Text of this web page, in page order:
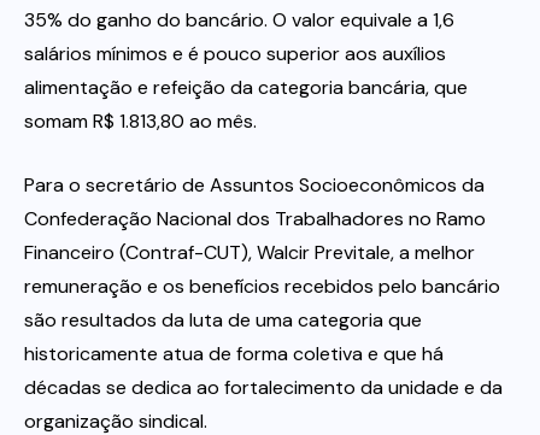
Financeiras e Cooperativas
35% do ganho do bancário. O valor equivale a 1,6
salários mínimos e é pouco superior aos auxílios
alimentação e refeição da categoria bancária, que
somam R$ 1.813,80 ao mês.
Para o secretário de Assuntos Socioeconômicos da
Confederação Nacional dos Trabalhadores no Ramo
Financeiro (Contraf-CUT), Walcir Previtale, a melhor
remuneração e os benefícios recebidos pelo bancário
são resultados da luta de uma categoria que
historicamente atua de forma coletiva e que há
décadas se dedica ao fortalecimento da unidade e da
organização sindical.